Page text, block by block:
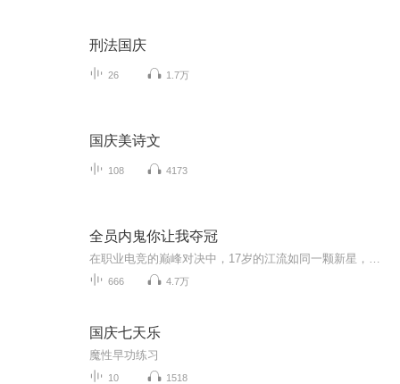
刑法国庆
26 1.7万
国庆美诗文
108 4173
全员内鬼你让我夺冠
666 4.7万
国庆七天乐
魔性早功练习
10 1518